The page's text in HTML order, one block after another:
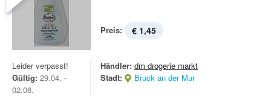
Preis: € 1,45
Leider verpasst!
Gültig: 29.04. -
02.06.
Händler: dm drogerie markt
Stadt:
Bruck an der Mur